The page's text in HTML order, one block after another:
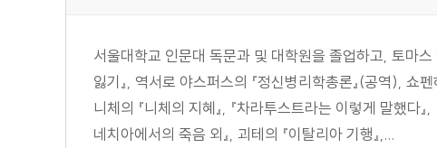
서울대학교 인문대 독문과 및 대학원을 졸업하고, 토마스
잃기』, 역서로 야스퍼스의 『정신병리학총론』(공역), 쇼
니체의 『니체의 지혜』, 『차라투스트라는 이렇게 말했다』
네치아에서의 죽음 외』, 괴테의 『이탈리아 기행』,...